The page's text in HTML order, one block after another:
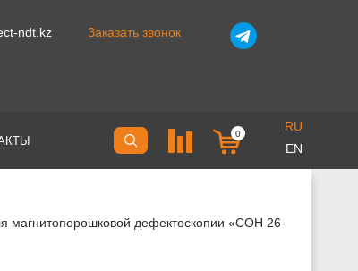
ndt.kz Заказать звонок
0
RU
EN
магнитопорошковой дефектоскопии «СОН 26-